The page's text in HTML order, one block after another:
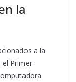
la
a la
Primer